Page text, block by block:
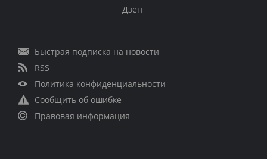
Дзен
Быстрая подписка на новости
RSS
Политика конфиденциальности
Сообщить об ошибке
Правовая информация